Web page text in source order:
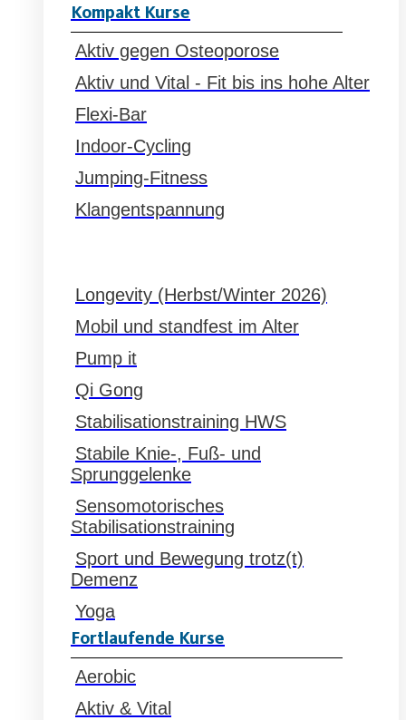
Kompakt Kurse
Aktiv gegen Osteoporose
Aktiv und Vital - Fit bis ins hohe Alter
Flexi-Bar
Indoor-Cycling
Jumping-Fitness
Klangentspannung
Longevity (Herbst/Winter 2026)
Mobil und standfest im Alter
Pump it
Qi Gong
Stabilisationstraining HWS
Stabile Knie-, Fuß- und
Sprunggelenke
Sensomotorisches
Stabilisationstraining
Sport und Bewegung trotz(t)
Demenz
Yoga
Fortlaufende Kurse
Aerobic
Aktiv & Vital